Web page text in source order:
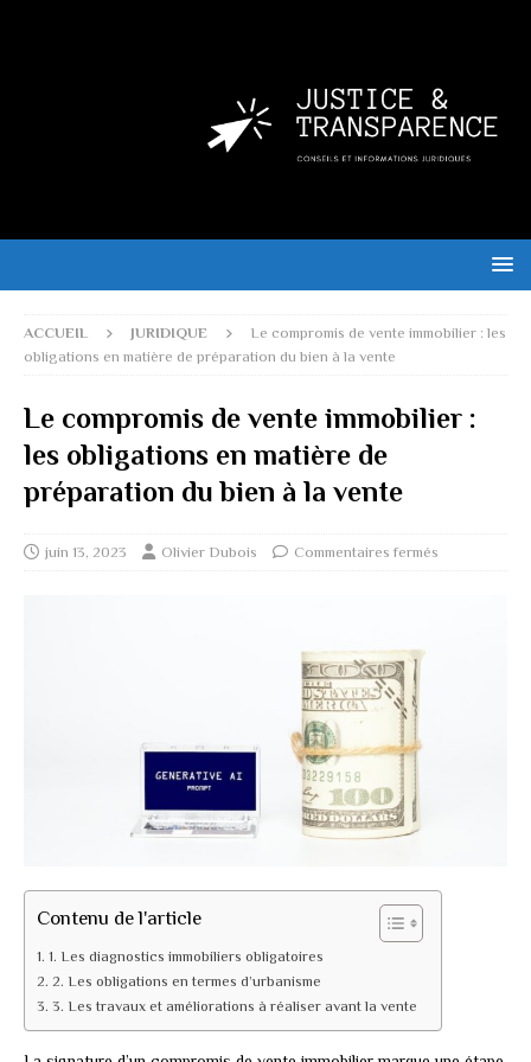
ACCUEIL JURIDIQUE
Le compromis de vente immobilier : les
obligations en matière de préparation du bien à la vente
Le compromis de vente immobilier :
les obligations en matière de
préparation du bien à la vente
juin 13, 2023 Olivier Dubois Commentaires fermés
Contenu de l'article
1. Les diagnostics immobiliers obligatoires
2. Les obligations en termes d’urbanisme
3. Les travaux et améliorations à réaliser avant la vente